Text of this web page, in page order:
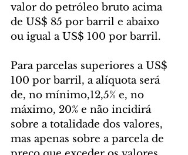
valor do petróleo bruto acima
de US$ 85 por barril e abaixo
ou igual a US$ 100 por barril.
Para parcelas superiores a US$
100 por barril, a alíquota será
de, no mínimo,12,5% e, no
máximo, 20% e não incidirá
sobre a totalidade dos valores,
mas apenas sobre a parcela de